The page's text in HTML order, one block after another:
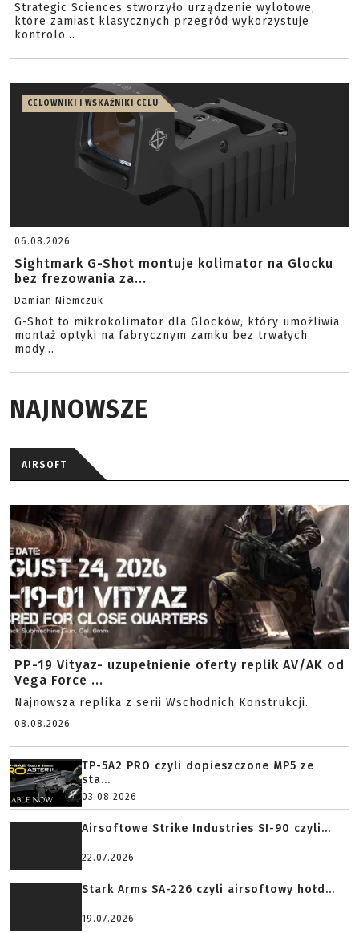
Strategic Sciences stworzyło urządzenie wylotowe,
które zamiast klasycznych przegród wykorzystuje
kontrolo...
CELOWNIKI I WSKAŹNIKI CELU
06.08.2026
Sightmark G-Shot montuje kolimator na Glocku
bez frezowania za...
Damian Niemczuk
G-Shot to mikrokolimator dla Glocków, który umożliwia
montaż optyki na fabrycznym zamku bez trwałych
mody...
NAJNOWSZE
AIRSOFT
PP-19 Vityaz- uzupełnienie oferty replik AV/AK od
Vega Force ...
Najnowsza replika z serii Wschodnich Konstrukcji.
08.08.2026
TP-5A2 PRO czyli dopieszczone MP5 ze
sta...
03.08.2026
Airsoftowe Strike Industries SI-90 czyli...
22.07.2026
Stark Arms SA-226 czyli airsoftowy hołd...
19.07.2026